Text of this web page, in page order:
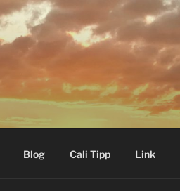
Blog Cali Tipp Link